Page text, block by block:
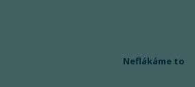
Neflákáme to